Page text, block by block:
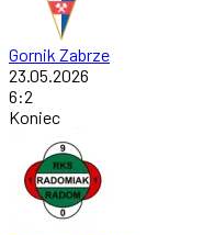
Gornik Zabrze
23.05.2026
6:2
Koniec